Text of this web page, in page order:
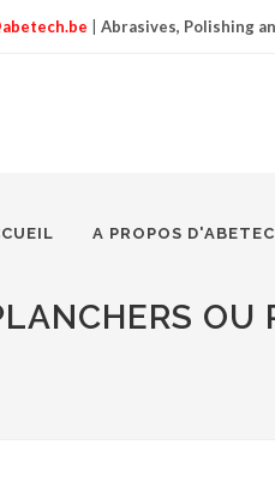
Abrasives, Polishing
A PROPOS
OU